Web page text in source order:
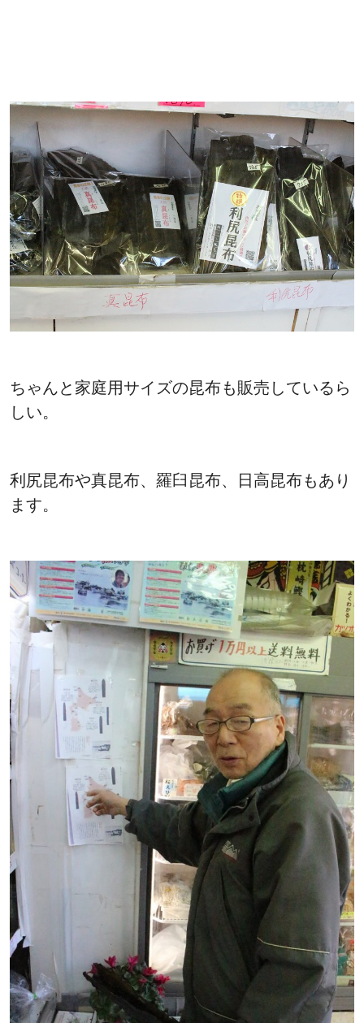
ちゃんと家庭用サイズの昆布も販売しているら
しい。
利尻昆布や真昆布、羅臼昆布、日高昆布もあり
ます。